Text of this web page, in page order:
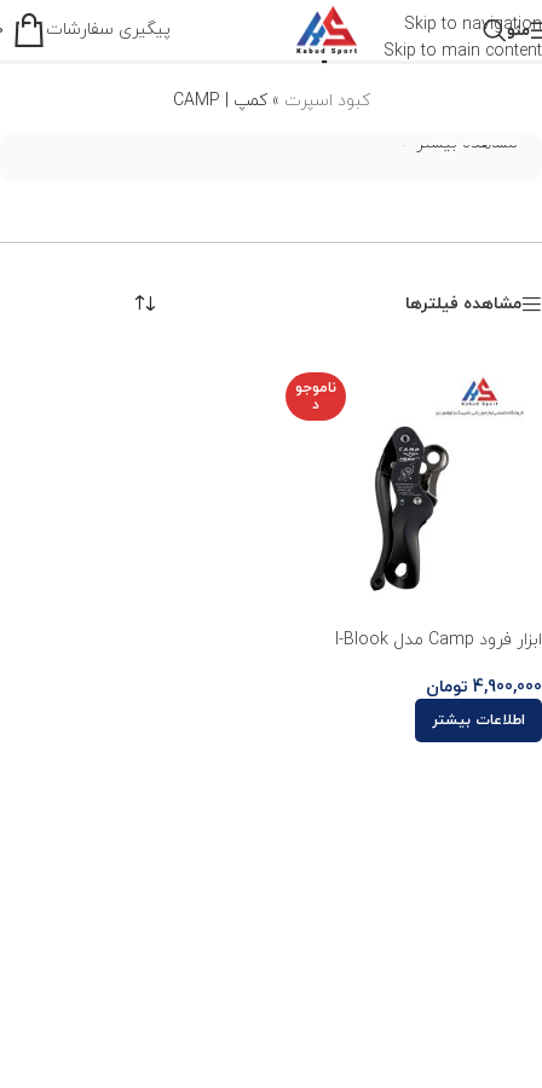
Skip to navigation
Skip to main content
منو پیگیری سفارشات کمپ | CAMP
کبود اسپرت »کمپ | CAMP
مشاهده بیشتر
مشاهده فیلترها
ناموجو
د
ابزار فرود Camp مدل I-Blook
4,900,000 تومان
اطلاعات بیشتر